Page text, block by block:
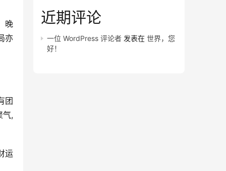
晚
亦
团
气,
运
近期评论
一位 WordPress 评论者 发表在 世界，您
好！